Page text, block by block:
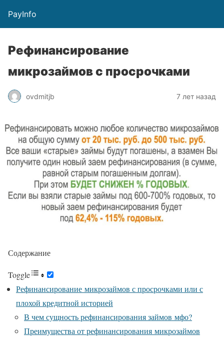
PayInfo
Рефинансирование
микрозаймов с просрочками
ovdmitjb 7 лет назад
Содержание
Toggle
Рефинансирование микрозаймов с просрочками или с
плохой кредитной историей
В чем сущность рефинансирования займов мфо?
Преимущества от рефинансирования микрозаймов